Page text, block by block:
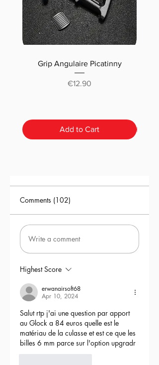
Grip Angulaire Picatinny
Price
€12.90
Add to Cart
Comments (102)
Write a comment
Highest Score
erwanairsoft68
Apr 10, 2024
Salut rtp j'ai une question par apport
au Glock a 84 euros quelle est le
matériau de la culasse et est ce que les
billes 6 mm parce sur l'option upgradr